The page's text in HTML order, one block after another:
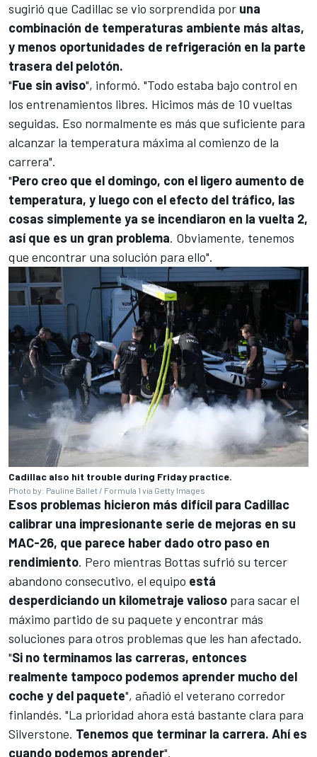
sugirió que Cadillac se vio sorprendida por una
combinación de temperaturas ambiente más altas,
y menos oportunidades de refrigeración en la parte
trasera del pelotón.
"Fue sin aviso", informó. "Todo estaba bajo control en
los entrenamientos libres. Hicimos más de 10 vueltas
seguidas. Eso normalmente es más que suficiente para
alcanzar la temperatura máxima al comienzo de la
carrera".
"Pero creo que el domingo, con el ligero aumento de
temperatura, y luego con el efecto del tráfico, las
cosas simplemente ya se incendiaron en la vuelta 2,
así que es un gran problema. Obviamente, tenemos
que encontrar una solución para ello".
Cadillac also hit trouble during Friday practice.
Photo by: Pauline Ballet / Formula 1 via Getty Images
Esos problemas hicieron más difícil para Cadillac
calibrar una impresionante serie de mejoras en su
MAC-26, que parece haber dado otro paso en
rendimiento. Pero mientras Bottas sufrió su tercer
abandono consecutivo, el equipo está
desperdiciando un kilometraje valioso para sacar el
máximo partido de su paquete y encontrar más
soluciones para otros problemas que les han afectado.
"Si no terminamos las carreras, entonces
realmente tampoco podemos aprender mucho del
coche y del paquete", añadió el veterano corredor
finlandés. "La prioridad ahora está bastante clara para
Silverstone. Tenemos que terminar la carrera. Ahí es
cuando podemos aprender".